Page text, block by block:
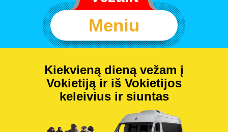
Meniu
Kiekvieną dieną vežam į
Vokietiją ir iš Vokietijos
keleivius ir siuntas